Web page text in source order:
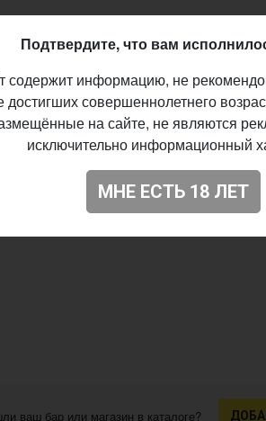
England / Hazy
El Dorado, Mosaic
ваш бар или магазин в каталоге?
Подтвердите, что вам
содержит информацию, не
достигших совершеннолетнего
на сайте, не являются
исключительно информационный
МНЕ ЕСТЬ 18 ЛЕТ